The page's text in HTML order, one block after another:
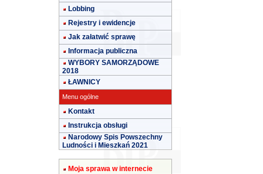
Lobbing
Rejestry i ewidencje
Jak załatwić sprawę
Informacja publiczna
WYBORY SAMORZĄDOWE
2018
ŁAWNICY
Menu ogólne
Kontakt
Instrukcja obsługi
Narodowy Spis Powszechny
Ludności i Mieszkań 2021
Moja sprawa w internecie